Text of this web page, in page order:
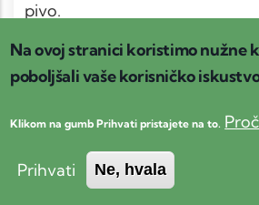
pivo.
Na ovoj stranici koristimo nužne
poboljšali vaše korisničko
Klikom na gumb Prihvati pristajete na to.
Prihvati Ne, hvala